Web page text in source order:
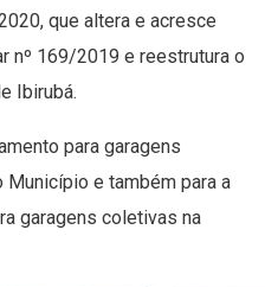
que altera e acresce
nº 169/2019 e reestrutura o
Ibirubá.
para garagens
e também para a
garagens coletivas na